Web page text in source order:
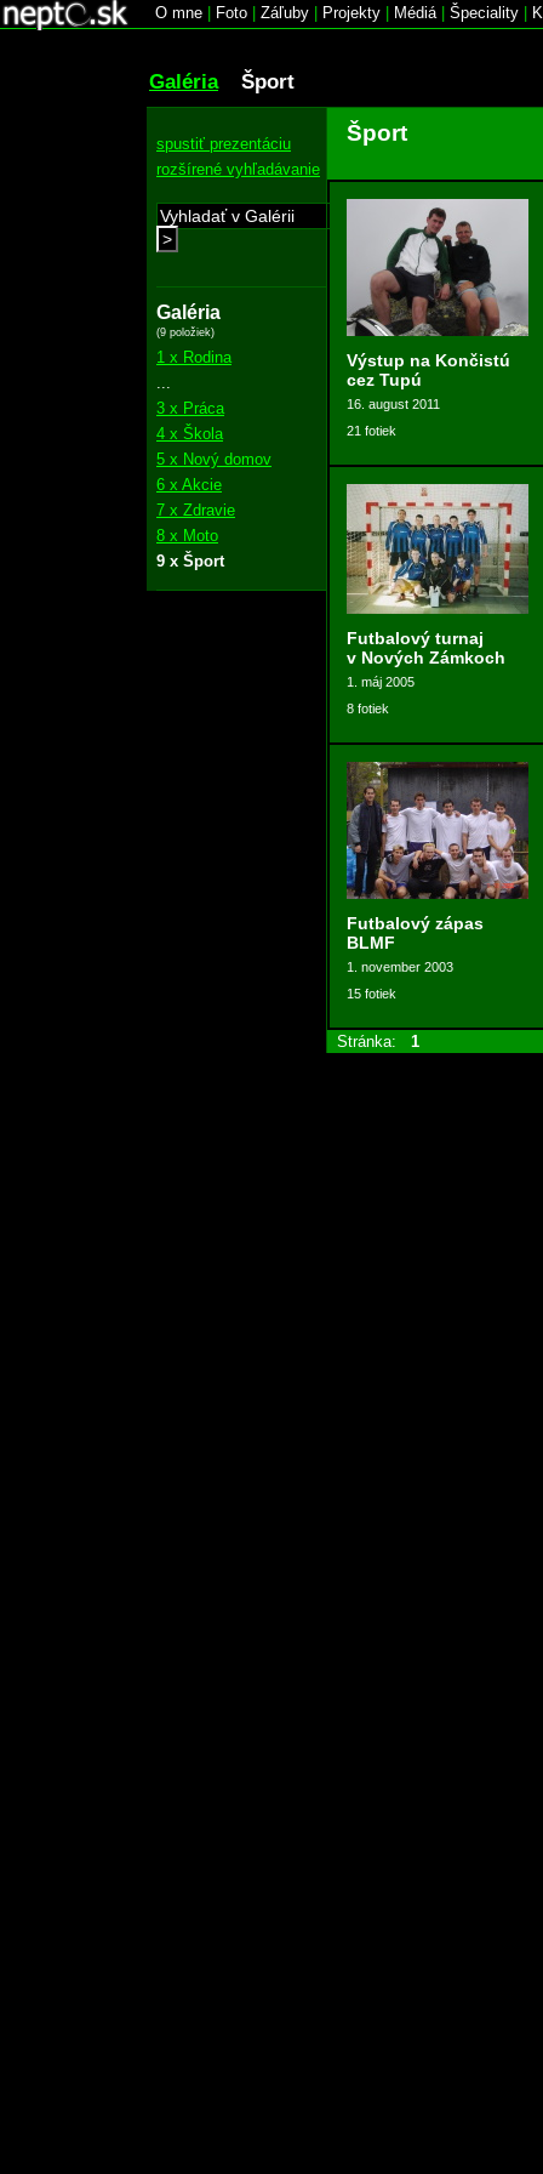
O mne Foto Záľuby Projekty Médiá| Špeciality
Galéria Šport
spustiť prezentáciu
rozšírené vyhľadávanie
>
Galéria
(9 položiek)
1 x Rodina
3 x Práca
4 x Škola
5 x Nový domov
6 x Akcie
7 x Zdravie
8 x Moto
9 x Šport
Šport
Výstup na Končistú
cez Tupú
16. august 2011
21 fotiek
Futbalový turnaj
v Nových Zámkoch
1. máj 2005
8 fotiek
Futbalový zápas
BLMF
1. november 2003
15 fotiek
Stránka: 1